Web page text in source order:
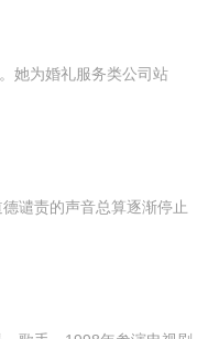
她为婚礼服务类公司站
谴责的声音总算逐渐停止